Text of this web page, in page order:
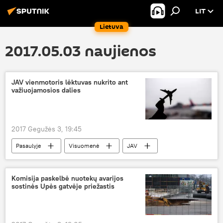
Lietuva
LIT
2017.05.03 naujienos
JAV vienmotoris lėktuvas nukrito ant
važiuojamosios dalies
2017 Gegužės 3, 19:45
Pasaulyje Visuomenė
JAV
lėktuvas
Komisija paskelbė nuotekų avarijos
sostinės Upės gatvėje priežastis